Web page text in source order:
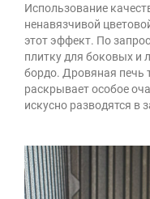
Использование
ненавязчивой
этот эффект. По
плитку для боковых и
бордо. Дровяная
раскрывает особое
искусно разводятся в